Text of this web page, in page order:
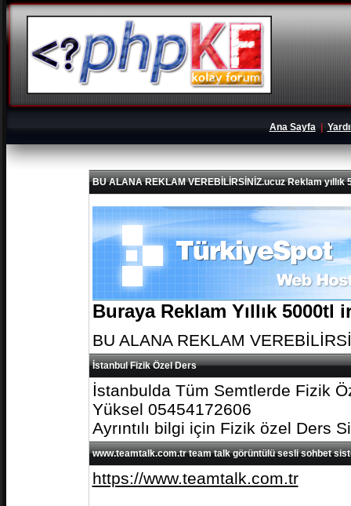
Ana Sayfa|
BU ALANA REKLAM VEREBİLİRSİNİZ.ucuz Reklam yıllık
Buraya Reklam Yıllık
BU ALANA REKLAM
İstanbul Fizik Özel Ders
İstanbulda Tüm Semtlerde Fizik
Yüksel 05454172606
Ayrıntılı bilgi için Fizik özel Ders
www.teamtalk.com.tr team talk görüntülü sesli sohbet
https://www.teamtalk.com.tr